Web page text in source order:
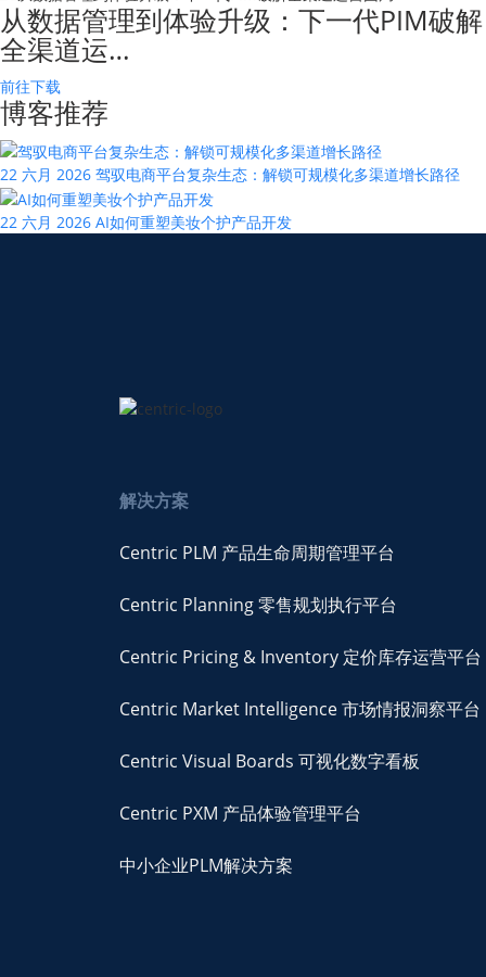
从数据管理到体验升级：下一代PIM破解
全渠道运…
前往下载
博客推荐
22 六月 2026 驾驭电商平台复杂生态：解锁可规模化多渠道增长路径
22 六月 2026 AI如何重塑美妆个护产品开发
解决方案
Centric PLM 产品生命周期管理平台
Centric Planning 零售规划执行平台
Centric Pricing & Inventory 定价库存运营平台
Centric Market Intelligence 市场情报洞察平台
Centric Visual Boards 可视化数字看板
Centric PXM 产品体验管理平台
中小企业PLM解决方案